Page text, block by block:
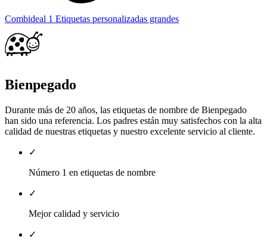
Combideal 1 Etiquetas personalizadas grandes
Bienpegado
Durante más de 20 años, las etiquetas de nombre de Bienpegado
han sido una referencia. Los padres están muy satisfechos con la alta
calidad de nuestras etiquetas y nuestro excelente servicio al cliente.
✓
Número 1 en etiquetas de nombre
✓
Mejor calidad y servicio
✓